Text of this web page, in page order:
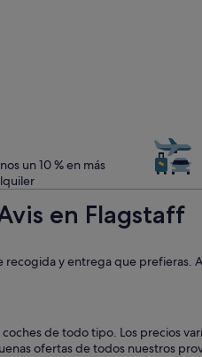
un 10 % en más
en Flagstaff
recogida y entrega que
de todo tipo. Los precios
ofertas de todos nuestros